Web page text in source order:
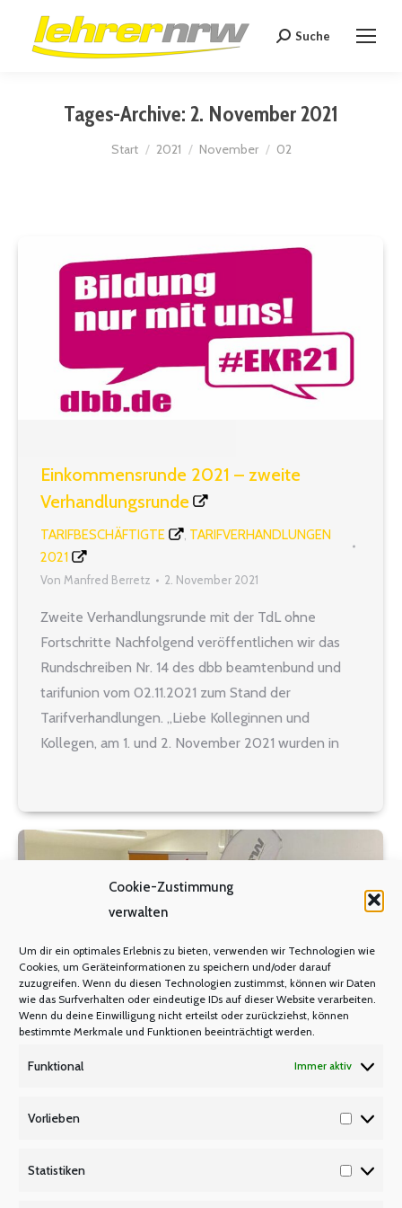
Cookie-Zustimmung
verwalten
Um dir ein optimales Erlebnis zu bieten, verwenden wir Technologien wie
Cookies, um Geräteinformationen zu speichern und/oder darauf
zuzugreifen. Wenn du diesen Technologien zustimmst, können wir Daten
wie das Surfverhalten oder eindeutige IDs auf dieser Website verarbeiten.
Wenn du deine Einwilligung nicht erteilst oder zurückziehst, können
bestimmte Merkmale und Funktionen beeinträchtigt werden.
Funktional Immer aktiv
Vorlieben
Statistiken
Search:
Suche
Tages-Archive: 2. November 2021
Sie befinden sich hier:
Start 2021 November 02
Einkommensrunde 2021 – zweite
Verhandlungsrunde
TARIFBESCHÄFTIGTE
TARIFVERHANDLUNGEN
2021
Von Manfred Berretz 2. November 2021
Zweite Verhandlungsrunde mit der TdL ohne
Fortschritte Nachfolgend veröffentlichen wir das
Rundschreiben Nr. 14 des dbb beamtenbund und
tarifunion vom 02.11.2021 zum Stand der
Tarifverhandlungen. „Liebe Kolleginnen und
Kollegen, am 1. und 2. November 2021 wurden in
deutscher Länder (TdL) fortgesetzt. An beiden
Verhandlungstagen haben zahlreiche…
ARCHIV